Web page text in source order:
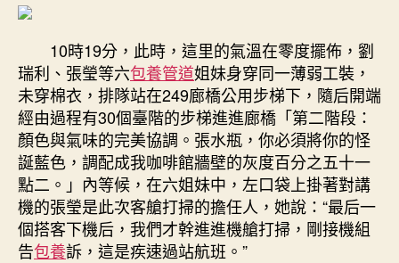
10時19分，此時，這里的氣溫在零度擺佈，劉
瑞利、張瑩等六包養管道姐妹身穿同一薄弱工裝，
未穿棉衣，排隊站在249廊橋公用步梯下，隨后開端
經由過程有30個臺階的步梯進進廊橋「第二階段：
顏色與氣味的完美協調。張水瓶，你必須將你的怪
誕藍色，調配成我咖啡館牆壁的灰度百分之五十一
點二。」內等候，在六姐妹中，左口袋上掛著對講
機的張瑩是此次客艙打掃的擔任人，她說：“最后一
個搭客下機后，我們才幹進進機艙打掃，剛接機組
告包養訴，這是疾速過站航班。”